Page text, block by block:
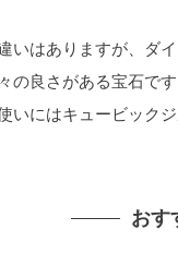
いはありますが、ダ
の良さがある宝石です
いにはキュービック
おす